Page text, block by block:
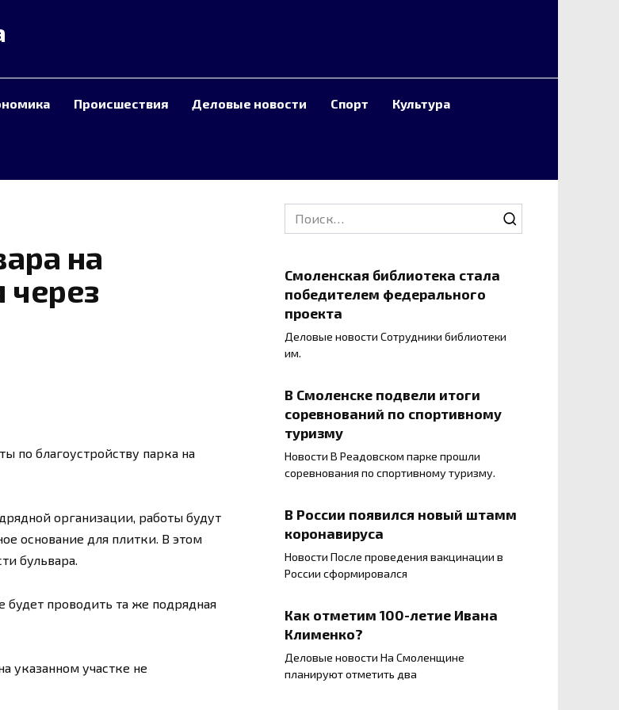
Происшествия Деловые новости Спорт Культура
на
через
по благоустройству парка на
организации, работы будут
основание для плитки. В этом
бульвара.
будет проводить та же подрядная
указанном участке не
Search
for:
Смоленская библиотека стала
победителем федерального
проекта
Деловые новости Сотрудники библиотеки
им.
В Смоленске подвели итоги
соревнований по спортивному
туризму
Новости В Реадовском парке прошли
соревнования по спортивному туризму.
В России появился новый штамм
коронавируса
Новости После проведения вакцинации в
России сформировался
Как отметим 100-летие Ивана
Клименко?
Деловые новости На Смоленщине
планируют отметить два